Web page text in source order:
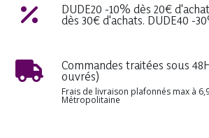
DUDE20 -10% dès 20€
dès 30€ d'achats. DUDE40 -
Commandes traitées sous
ouvrés)
Frais de livraison plafonnés max à
Métropolitaine